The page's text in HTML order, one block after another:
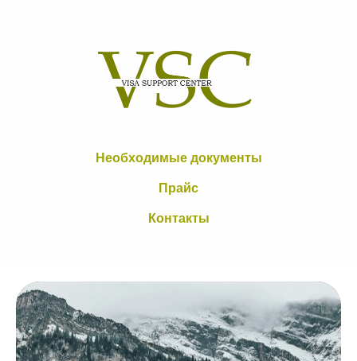
Необходимые документы
Прайс
Контакты